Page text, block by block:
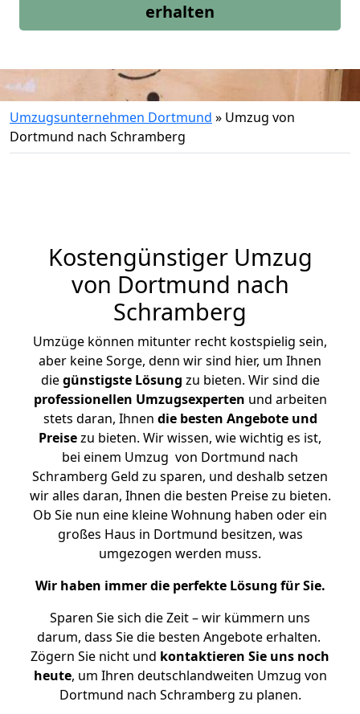
erhalten
Umzugsunternehmen Dortmund » Umzug von
Dortmund nach Schramberg
Kostengünstiger Umzug
von Dortmund nach
Schramberg
Umzüge können mitunter recht kostspielig sein,
aber keine Sorge, denn wir sind hier, um Ihnen
diegünstigste Lösung zu bieten. Wir sind die
professionellen Umzugsexperten und arbeiten
stets daran, Ihnen die besten Angebote und
Preisezu bieten. Wir wissen, wie wichtig es ist,
bei einem Umzug von Dortmund nach
Schramberg Geld zu sparen, und deshalb setzen
wir alles daran, Ihnen die besten Preise zu bieten.
Ob Sie nun eine kleine Wohnung haben oder ein
großes Haus in Dortmund besitzen, was
umgezogen werden muss.
Wir haben immer die perfekte Lösung für Sie.
Sparen Sie sich die Zeit – wir kümmern uns
darum, dass Sie die besten Angebote erhalten.
Zögern Sie nicht und kontaktieren Sie uns noch
heute, um Ihren deutschlandweiten Umzug von
Dortmund nach Schramberg zu planen.